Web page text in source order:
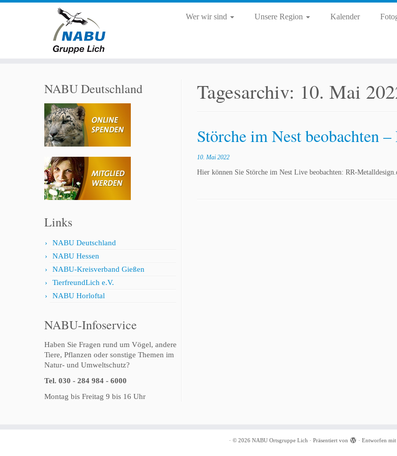
Wer wir sind Unsere Region Kalender
NABU Deutschland
Links
NABU Deutschland
NABU Hessen
NABU-Kreisverband Gießen
TierfreundLich e.V.
NABU Horloftal
NABU-Infoservice
Haben Sie Fragen rund um Vögel, andere
Tiere, Pflanzen oder sonstige Themen im
Natur- und Umweltschutz?
Tel. 030 - 284 984 - 6000
Montag bis Freitag 9 bis 16 Uhr
Tagesarchiv: 10. Mai
Störche im Nest beobachten
10. Mai 2022
Hier können Sie Störche im Nest Live beobachten: RR-
· © 2026 NABU Ortsgruppe Lich · Präsentiert von · Entworfen mit